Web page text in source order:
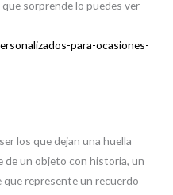
sorprende lo puedes ver
para-ocasiones-
los que dejan una huella
de un objeto con historia, un
que represente un recuerdo